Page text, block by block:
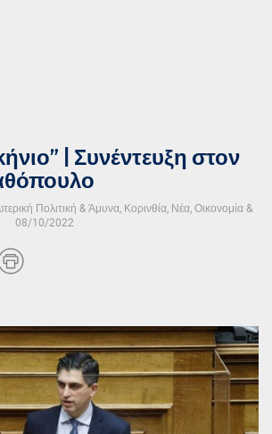
| Συνέντευξη στον
Πολιτική & Άμυνα, Κορινθία, Νέα, Οικονομία &
08/10/2022